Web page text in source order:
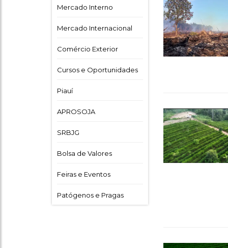
Mercado Interno
Mercado Internacional
Comércio Exterior
Cursos e Oportunidades
Piauí
APROSOJA
SRBJG
Bolsa de Valores
Feiras e Eventos
Patógenos e Pragas